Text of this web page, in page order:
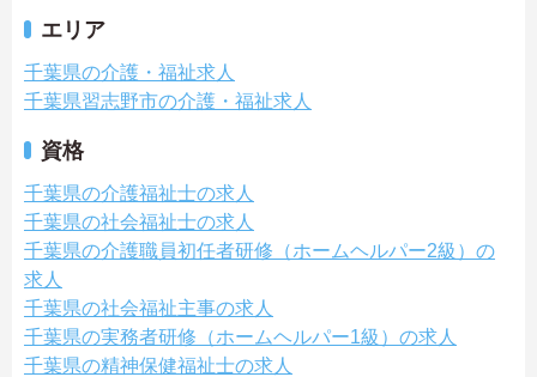
エリア
千葉県の介護・福祉求人
千葉県習志野市の介護・福祉求人
資格
千葉県の介護福祉士の求人
千葉県の社会福祉士の求人
千葉県の介護職員初任者研修（ホームヘルパー2級）の
求人
千葉県の社会福祉主事の求人
千葉県の実務者研修（ホームヘルパー1級）の求人
千葉県の精神保健福祉士の求人